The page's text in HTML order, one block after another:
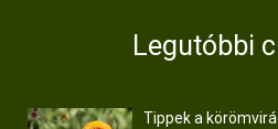
Legutóbbi
Tippek a